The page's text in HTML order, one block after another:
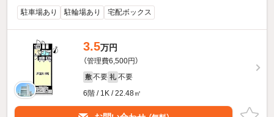
駐車場あり
駐輪場あり 宅配ボックス
3.5万円
（管理費6,500円）
敷 不要 礼 不要
6階 / 1K / 22.48㎡